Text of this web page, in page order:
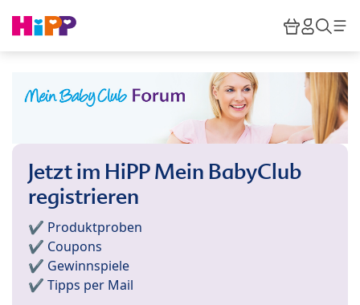
HiPP
Jetzt im HiPP Mein BabyClub
registrieren
✔️ Produktproben
✔️ Coupons
✔️ Gewinnspiele
✔️ Tipps per Mail